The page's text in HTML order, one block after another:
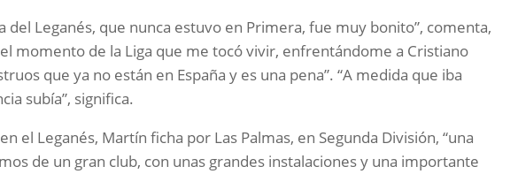
del Leganés, que nunca estuvo en Primera, fue muy bonito”, comenta,
momento de la Liga que me tocó vivir, enfrentándome a Cristiano
que ya no están en España y es una pena”. “A medida que iba
subía”, significa.
el Leganés, Martín ficha por Las Palmas, en Segunda División, “una
de un gran club, con unas grandes instalaciones y una importante